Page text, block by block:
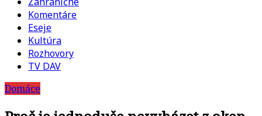
DVA
kultúrno-
politická
Komentáre
Eseje
Kultúra
Rozhovory
TV DAV
Domáce